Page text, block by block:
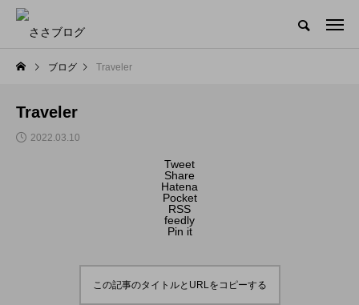
ブログ Traveler
Traveler
2022.03.10
Tweet
Share
Hatena
Pocket
RSS
feedly
Pin it
この記事のタイトルとURLをコピーする